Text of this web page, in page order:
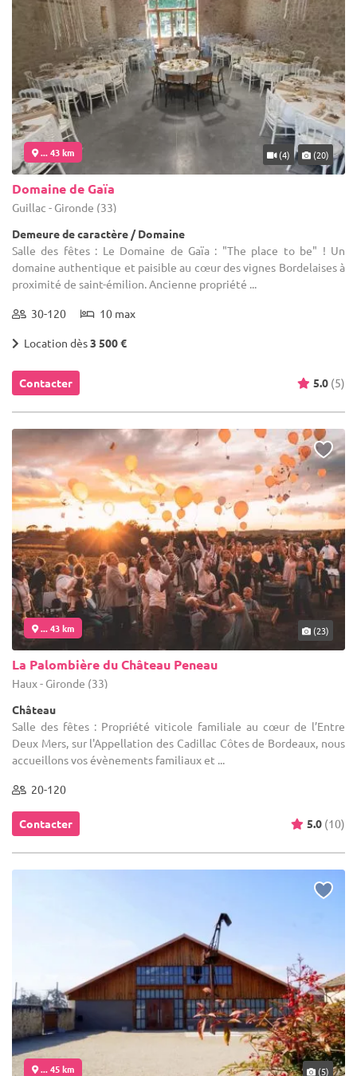
... 43 km (4) (20)
Domaine de Gaïa
Guillac - Gironde (33)
Demeure de caractère / Domaine
Salle des fêtes : Le Domaine de Gaïa : "The place to be" ! Un
domaine authentique et paisible au cœur des vignes Bordelaises à
proximité de saint-émilion. Ancienne propriété ...
30-120 10 max
Location dès3 500 €
Contacter 5.0 (5)
... 43 km (23)
La Palombière du Château Peneau
Haux - Gironde (33)
Château
Salle des fêtes : Propriété viticole familiale au cœur de l’Entre
Deux Mers, sur l'Appellation des Cadillac Côtes de Bordeaux, nous
accueillons vos évènements familiaux et ...
20-120
Contacter 5.0 (10)
... 45 km (5)